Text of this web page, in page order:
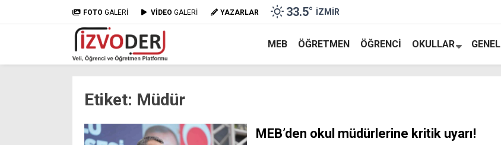
FOTO GALERİ VİDEO GALERİ YAZARLAR 33.5° İZMIR
MEB ÖĞRETMEN ÖĞRENCI OKULLAR GENEL
Etiket: Müdür
MEB’den okul müdürlerine kritik uyarı!